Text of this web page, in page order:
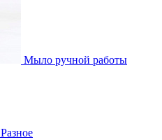
Мыло ручной работы
Разное